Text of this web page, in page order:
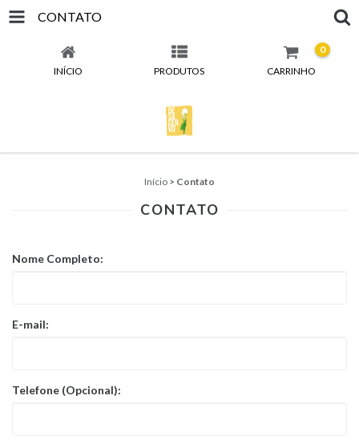
CONTATO
INÍCIO PRODUTOS CARRINHO
0
Início > Contato
CONTATO
Nome Completo:
E-mail:
Telefone (Opcional):